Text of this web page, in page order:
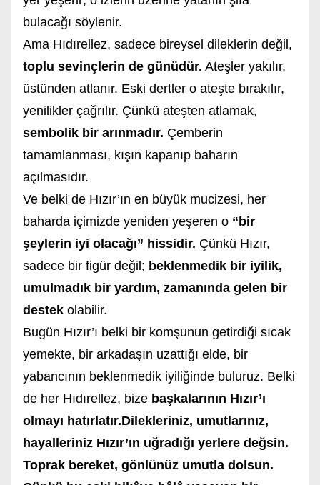
bulacağı söylenir.
Ama Hıdırellez, sadece bireysel dileklerin değil,
toplu sevinçlerin de günüdür. Ateşler yakılır,
üstünden atlanır. Eski dertler o ateşte bırakılır,
yenilikler çağrılır. Çünkü ateşten atlamak,
sembolik bir arınmadır. Çemberin
tamamlanması, kışın kapanıp baharın
açılmasıdır.
Ve belki de Hızır’ın en büyük mucizesi, her
baharda içimizde yeniden yeşeren o “bir
şeylerin iyi olacağı” hissidir. Çünkü Hızır,
sadece bir figür değil; beklenmedik bir iyilik,
umulmadık bir yardım, zamanında gelen bir
destek olabilir.
Bugün Hızır’ı belki bir komşunun getirdiği sıcak
yemekte, bir arkadaşın uzattığı elde, bir
yabancının beklenmedik iyiliğinde buluruz. Belki
de her Hıdırellez, bize başkalarının Hızır’ı
olmayı hatırlatır.Dilekleriniz, umutlarınız,
hayalleriniz Hızır’ın uğradığı yerlere değsin.
Toprak bereket, gönlünüz umutla dolsun.